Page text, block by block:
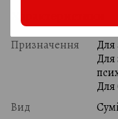
Призначення
Для
Для
Для
Вид